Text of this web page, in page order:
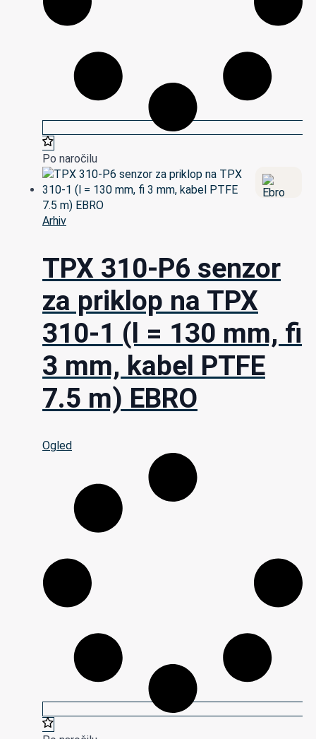
Po naročilu
Arhiv
TPX 310-P6 senzor
za priklop na TPX
310-1 (l = 130 mm, fi
3 mm, kabel PTFE
7.5 m) EBRO
Ogled